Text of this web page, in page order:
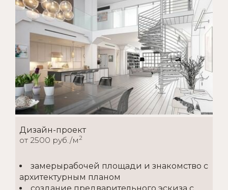
Дизайн-проект
от 2500 руб./м2
замерырабочей площади и знакомство с
архитектурным планом